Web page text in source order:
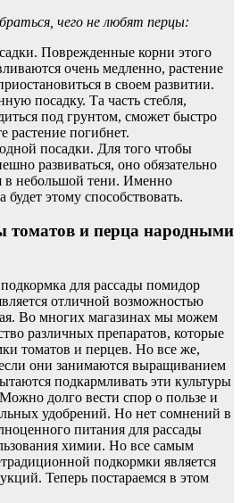
чего не любят перцы:
Поврежденные корни этого
очень медленно, растение
в своем развитии.
посадку. Та часть стебля,
под грунтом, сможет быстро
растение погибнет.
посадки. Для того чтобы
развиваться, оно обязательно
в небольшой тени. Именно
будет этому способствовать.
томатов и перца народными
для рассады помидор
отличной возможностью
Во многих магазинах мы можем
различных препаратов, которые
томатов и перцев. Но все же,
они занимаются выращиванием
подкармливать эти культуры
долго вести спор о пользе и
удобрений. Но нет сомнений в
питания для рассады
химии. Но все самым
подкормки является
Теперь постараемся в этом